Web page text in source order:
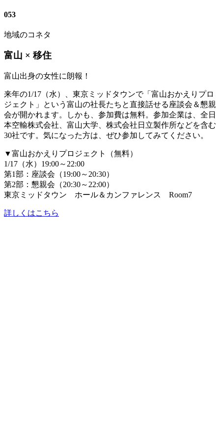
053
地域のコネタ
富山 × 移住
富山出身の女性に朗報！
来年の1/17（水）、東京ミッドタウンで「富山おかえりプロ
ジェクト」という富山の社長たちと直接話せる座談会＆懇親
会が開かれます。しかも、参加費は無料。参加企業は、全日
本空輸株式会社、富山大学、株式会社日立製作所などを含む
30社です。気になった方は、ぜひ参加してみてください。
▼富山おかえりプロジェクト（無料）
1/17（水）19:00～22:00
第1部：座談会（19:00～20:30）
第2部：懇親会（20:30～22:00）
東京ミッドタウン ホール＆カンファレンス Room7
詳しくはこちら